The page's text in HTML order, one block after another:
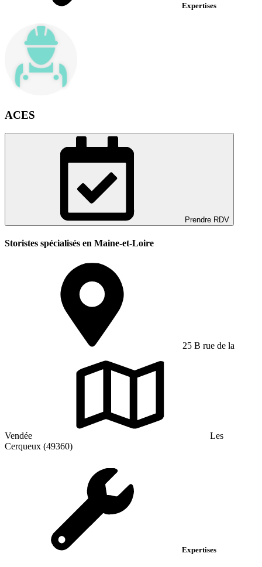
Expertises
ACES
Prendre RDV
Storistes spécialisés en Maine-et-Loire
25 B rue de la
Vendée
Les
Cerqueux (49360)
Expertises